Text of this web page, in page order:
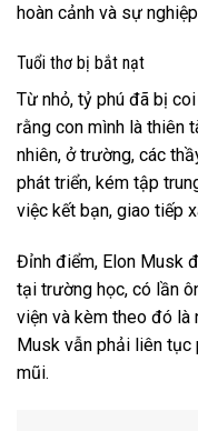
hoàn cảnh và sự
Tuổi thơ bị bắt nạt
Từ nhỏ, tỷ phú đã bị
rằng con mình là thiên
nhiên, ở trường, các
phát triển, kém tập
việc kết bạn, giao tiếp
Đỉnh điểm, Elon Musk
tại trường học, có lần
viện và kèm theo đó là
Musk vẫn phải liên tục
mũi.